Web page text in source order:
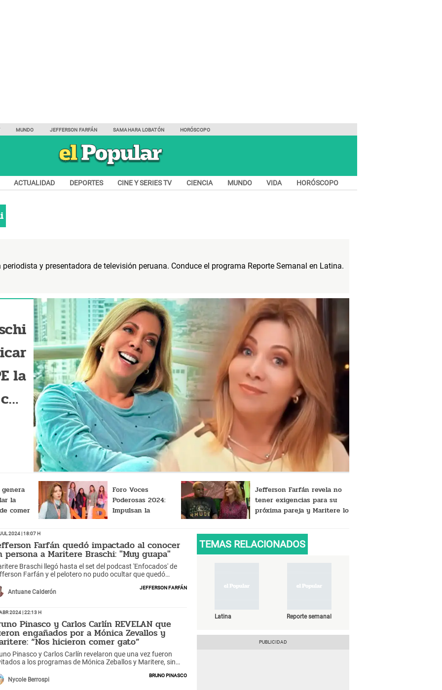
MUNDO JEFFERSON FARFÁN SAMAHARA LOBATÓN HORÓSCOPO
ACTUALIDAD DEPORTES CINE Y SERIES TV CIENCIA MUNDO VIDA HORÓSCOPO
periodista y presentadora de televisión peruana. Conduce el programa Reporte Semanal en Latina.
la
la
comer
Foro Voces
Poderosas 2024:
Impulsan la
femenino
Jefferson Farfán revela no
tener exigencias para su
próxima pareja y Maritere lo
2024 | 18:07 h
Farfán quedó impactado al conocer
persona a Maritere Braschi: "Muy guapa"
Braschi llegó hasta el set del podcast 'Enfocados' de
Farfán y el pelotero no pudo ocultar que quedó
También, Roberto Guizasola se mandó con elogio.
Antuane Calderón
Jefferson Farfán
2024 | 22:13 h
Pinasco y Carlos Carlín REVELAN que
engañados por a Mónica Zevallos y
“Nos hicieron comer gato”
Pinasco y Carlos Carlín revelaron que una vez fueron
a los programas de Mónica Zeballos y Maritere, sin
una broma haciéndoles probar platos exóticos sin
aviso.
Nycole Berrospi
Bruno Pinasco
TEMAS RELACIONADOS
Latina Reporte semanal